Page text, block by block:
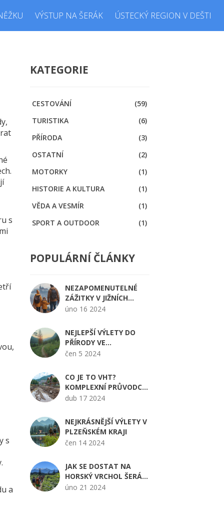
VÝSTUP NA ŠERÁK ÚSTECKÝ REGION V DEŠTI
s
s
a
KATEGORIE
CESTOVÁNÍ
(59)
TURISTIKA
(6)
PŘÍRODA
(3)
OSTATNÍ
(2)
MOTORKY
(1)
HISTORIE A KULTURA
(1)
VĚDA A VESMÍR
(1)
SPORT A OUTDOOR
(1)
POPULÁRNÍ ČLÁNKY
NEZAPOMENUTELNÉ
ZÁŽITKY V JIŽNÍCH
ČECHÁCH: PRŮVODCE
úno 16 2024
NEJLEPŠÍ VÝLETY DO
PŘÍRODY VE
VÝCHODNÍCH ČECHÁCH
čen 5 2024
CO JE TO VHT?
KOMPLEXNÍ PRŮVODCE
VENTILOVANÝM
dub 17 2024
NEJKRÁSNĚJŠÍ VÝLETY V
PLZEŇSKÉM KRAJI
čen 14 2024
JAK SE DOSTAT NA
HORSKÝ VRCHOL ŠERÁK:
NEJLEPŠÍ TRASY A TIPY
úno 21 2024